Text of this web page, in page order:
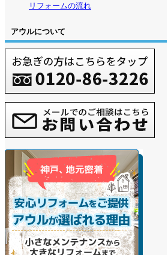
リフォームの流れ
アウルについて